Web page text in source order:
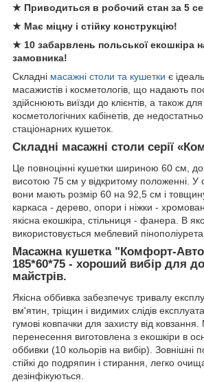
★ Приводиться в робочий стан за 5
★ Має міцну і стійку конструкцію!
★ 10 забарвлень польської екошкіра
замовника!
Складні масажні столи та кушетки є
масажистів і косметологів, що надають
здійснюють виїзди до клієнтів, а також
косметологічних кабінетів, де
стаціонарних кушеток.
Складні масажні столи серії
Це повноцінні кушетки шириною 60 см,
висотою 75 см у відкритому положенні. У
вони мають розмір 60 на 92,5 см і
каркаса - дерево, опори і ніжки -
якісна екошкіра, стільниця - фанера. В
використовується меблевий
Масажна кушетка "Комфорт-
185*60*75 - хороший вибір для
майстрів.
Якісна оббивка забезпечує тривалу
вм'ятин, тріщин і видимих слідів
гумові ковпачки для захисту від
перенесення виготовлена з екошкіри в
оббивки (10 кольорів на вибір). Зовнішні
стійкі до подряпин і стирання, легко
дезінфікуються.